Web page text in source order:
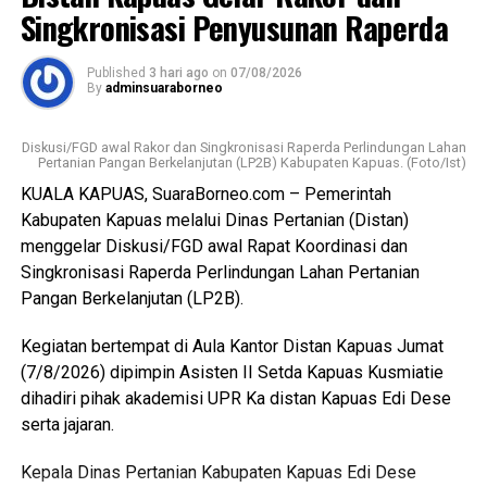
Lebih lanjut ia menjelaskan RPU baru telah dilengkapi
fasilitas yang lebih baik namun Pemkab Kapuas
kedepannya berkomitmen melengkapi sarpras sehingga
semakin optimal.
Ia juga mengapresiasi dukungan seluruh pelaku usaha yang
bersedia direlokasi tanpa adanya penolakan. Seluruh 16
pemotong unggas telah memenuhi kewajiban membayar
retribusi.
Rp300 per ekor meningkat dari tarif sebelumnya Rp100
per ekor. Dana ini masuk pendapatan daerah kemudian
kembali kepada peningkatan fasilitas RPU itu sendiri.
pemotongan unggas dapat berlangsung lebih tertata
Singkronisasi Penyusunan Raperda
Published 3 hari ago on 07/08/2026
By adminsuaraborneo
Diskusi/FGD awal Rakor dan Singkronisasi Raperda Perlindungan Lahan
Pertanian Pangan Berkelanjutan (LP2B) Kabupaten Kapuas. (Foto/Ist)
KUALA KAPUAS, SuaraBorneo.com – Pemerintah
Kabupaten Kapuas melalui Dinas Pertanian (Distan)
menggelar Diskusi/FGD awal Rapat Koordinasi dan
Singkronisasi Raperda Perlindungan Lahan Pertanian
Pangan Berkelanjutan (LP2B).
Kegiatan bertempat di Aula Kantor Distan Kapuas Jumat
(7/8/2026) dipimpin Asisten II Setda Kapuas Kusmiatie
dihadiri pihak akademisi UPR Ka distan Kapuas Edi Dese
serta jajaran.
Kepala Dinas Pertanian Kabupaten Kapuas Edi Dese